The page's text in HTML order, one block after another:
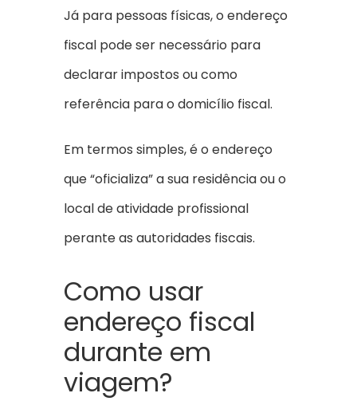
Já para pessoas físicas, o endereço
fiscal pode ser necessário para
declarar impostos ou como
referência para o domicílio fiscal.
Em termos simples, é o endereço
que “oficializa” a sua residência ou o
local de atividade profissional
perante as autoridades fiscais.
Como usar
endereço fiscal
durante em
viagem?